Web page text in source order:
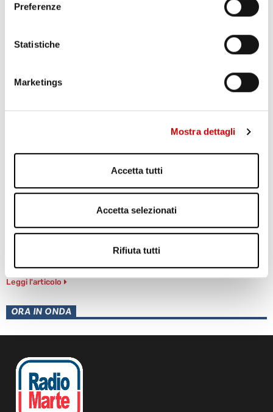
Preferenze
Statistiche
Marketings
Mostra dettagli
Accetta tutti
Accetta selezionati
Rifiuta tutti
POZZUOLI: INCENDIO ATTORNO EX NATO
Leggi l'articolo
ORA IN ONDA